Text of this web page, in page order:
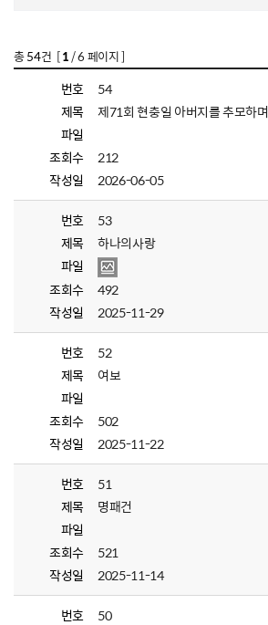
총54건 [1/ 6 페이지 ]
번호
54
제목
제71회 현충일 아버지를 추모하며
파일
조회수
212
작성일
2026-06-05
번호
53
제목
하나의사랑
파일
조회수
492
작성일
2025-11-29
번호
52
제목
여보
파일
조회수
502
작성일
2025-11-22
번호
51
제목
명패건
파일
조회수
521
작성일
2025-11-14
번호
50